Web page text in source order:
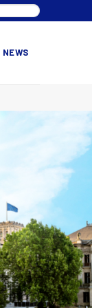
NEWS